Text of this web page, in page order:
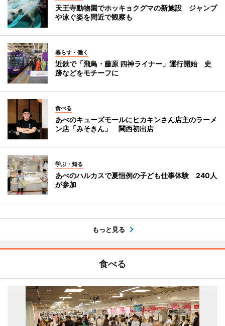
天王寺動物園でホッキョクグマの新施設 ジャンプ
や泳ぐ姿を間近で観察も
暮らす・働く
近鉄で「飛鳥・藤原 四神ライナー」運行開始 史
跡などをモチーフに
食べる
あべのキューズモールにヒカキンさん店主のラーメ
ン店「みそきん」 関西初出店
学ぶ・知る
あべのハルカスで夏恒例の子ども仕事体験 240人
が参加
もっと見る
食べる